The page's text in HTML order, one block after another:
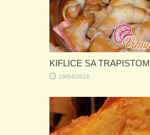
KIFLICE SA TRAPISTOM
19/04/2016